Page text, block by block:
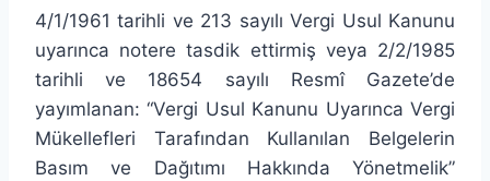
4/1/1961 tarihli ve 213 sayılı Vergi Usul Kanunu
uyarınca notere tasdik ettirmiş veya 2/2/1985
tarihli ve 18654 sayılı Resmî Gazete’de
yayımlanan: “Vergi Usul Kanunu Uyarınca Vergi
Mükellefleri Tarafından Kullanılan Belgelerin
Basım ve Dağıtımı Hakkında Yönetmelik”